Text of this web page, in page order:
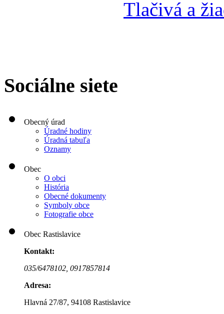
Tlačivá a
Sociálne siete
Obecný úrad
Úradné hodiny
Úradná tabuľa
Oznamy
Obec
O obci
História
Obecné dokumenty
Symboly obce
Fotografie obce
Obec Rastislavice
Kontakt:
035/6478102, 0917857814
Adresa:
Hlavná 27/87, 94108 Rastislavice